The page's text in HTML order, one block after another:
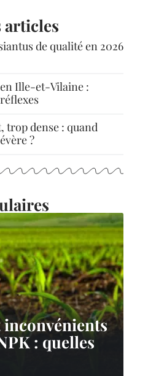
articles
de qualité en 2026
Ille-et-Vilaine :
trop dense : quand
?
inconvénients
: quelles